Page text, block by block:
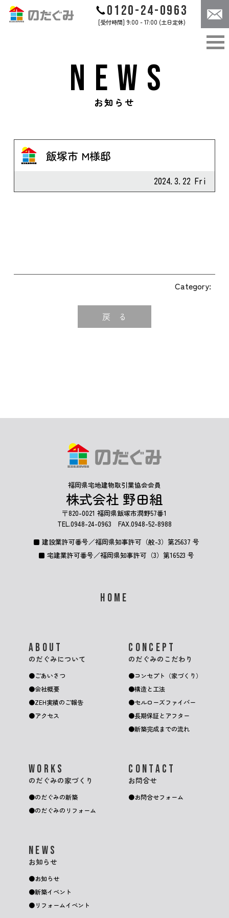
0120-24-0963
[受付時間] 9:00 - 17:00 (土日定休)
WORKS
のだぐみの家づくり
CASES
お問合せは
NEWS
お知らせ
飯塚市 M様邸
2024.3.22 Fri
Category:
戻 る
福岡県宅地建物取引業協会会員
株式会社 野田組
〒820-0021 福岡県飯塚市潤野57番1
TEL.0948-24-0963 FAX.0948-52-8988
建設業許可番号／福岡県知事許可（般-3）第25637 号
宅建業許可番号／福岡県知事許可（3）第16523 号
HOME
ABOUT
のだぐみについて
ごあいさつ
会社概要
ZEH実績のご報告
アクセス
CONCEPT
のだぐみのこだわり
コンセプト（家づくり）
構造と工法
セルローズファイバー
長期保証とアフター
新築完成までの流れ
WORKS
のだぐみの家づくり
のだぐみの新築
のだぐみのリフォーム
CONTACT
お問合せ
お問合せフォーム
NEWS
お知らせ
お知らせ
新築イベント
リフォームイベント